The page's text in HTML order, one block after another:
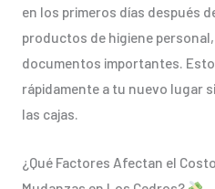
en los primeros días después
productos de higiene
documentos importantes.
rápidamente a tu nuevo lugar
las cajas.
¿Qué Factores Afectan el